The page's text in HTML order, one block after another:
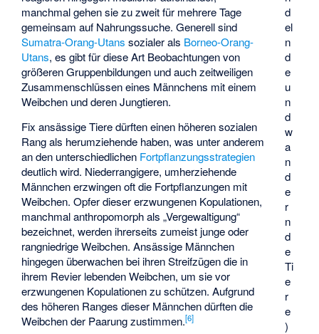
d
el
n
d
e
u
n
d
w
a
n
d
e
r
n
d
e
Ti
e
r
e
)
manchmal gehen sie zu zweit für mehrere Tage
gemeinsam auf Nahrungssuche. Generell sind
Sumatra-Orang-Utans sozialer als Borneo-Orang-
Utans, es gibt für diese Art Beobachtungen von
größeren Gruppenbildungen und auch zeitweiligen
Zusammenschlüssen eines Männchens mit einem
Weibchen und deren Jungtieren.
Fix ansässige Tiere dürften einen höheren sozialen
Rang als herumziehende haben, was unter anderem
an den unterschiedlichen Fortpflanzungsstrategien
deutlich wird. Niederrangigere, umherziehende
Männchen erzwingen oft die Fortpflanzungen mit
Weibchen. Opfer dieser erzwungenen Kopulationen,
manchmal anthropomorph als „Vergewaltigung“
bezeichnet, werden ihrerseits zumeist junge oder
rangniedrige Weibchen. Ansässige Männchen
hingegen überwachen bei ihren Streifzügen die in
ihrem Revier lebenden Weibchen, um sie vor
erzwungenen Kopulationen zu schützen. Aufgrund
des höheren Ranges dieser Männchen dürften die
Weibchen der Paarung zustimmen.[6]